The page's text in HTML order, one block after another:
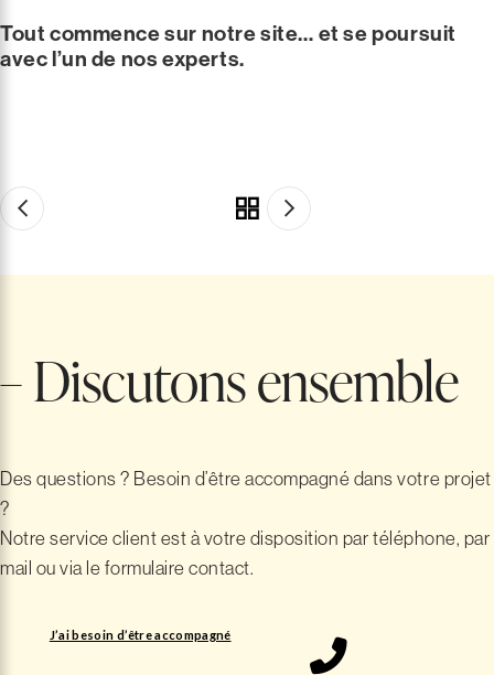
Tout commence sur notre site… et se poursuit
avec l’un de nos experts.
Envie de découvrir nos
modèles
CUISINE EXTÉRIEURE SUR MESURE
Ou de créer votre
cuisine sur mesure
– Discutons ensemble
Des questions ? Besoin d’être accompagné dans votre projet
?
Notre service client est à votre disposition par téléphone, par
mail ou via le formulaire contact.
J’ai besoin d’être accompagné